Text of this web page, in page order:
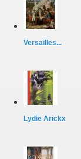
Versailles...
Lydie Arickx